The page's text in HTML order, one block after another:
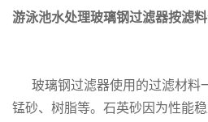
游泳池水处理玻璃钢过滤器按滤
玻璃钢过滤器使用的过滤材料
锰砂、树脂等。石英砂因为性能